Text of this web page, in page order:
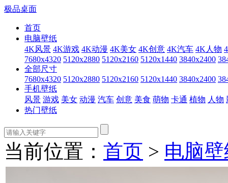
极品桌面
首页
电脑壁纸
4K风景 4K游戏 4K动漫 4K美女 4K创意 4K汽车 4K人物
7680x4320 5120x2880 5120x2160 5120x1440 3840x2400
全部尺寸
7680x4320 5120x2880 5120x2160 5120x1440 3840x2400
手机壁纸
风景 游戏 美女 动漫 汽车 创意 美食 萌物 卡通 植物 人物
热门壁纸
当前位置： 首页 > 电脑